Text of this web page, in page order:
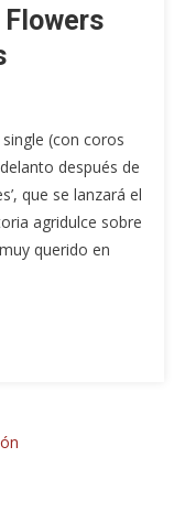
single (con coros
después de
que se lanzará el
agridulce sobre
querido en